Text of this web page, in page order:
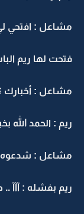
مشاعل : افتحي
فتحت لها ريم
مشاعل : أخبارك
ريم : الحمد الله
مشاعل : شدعوه
ريم بفشله : آآآ